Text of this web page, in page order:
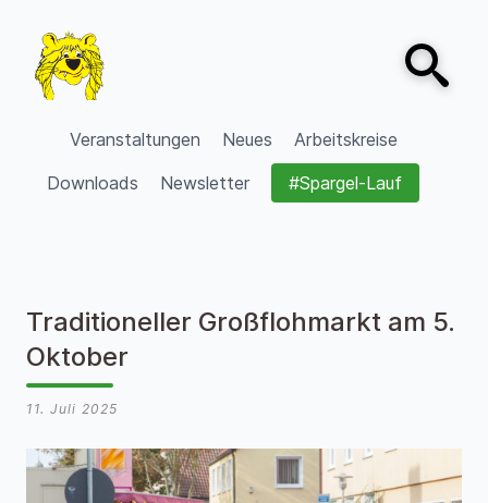
VVV Burgdorf
Veranstaltungen Neues
Arbeitskreise
Downloads
Newsletter #Spargel-Lauf
Open
Traditioneller Großflohmarkt am 5.
Oktober
11. Juli 2025